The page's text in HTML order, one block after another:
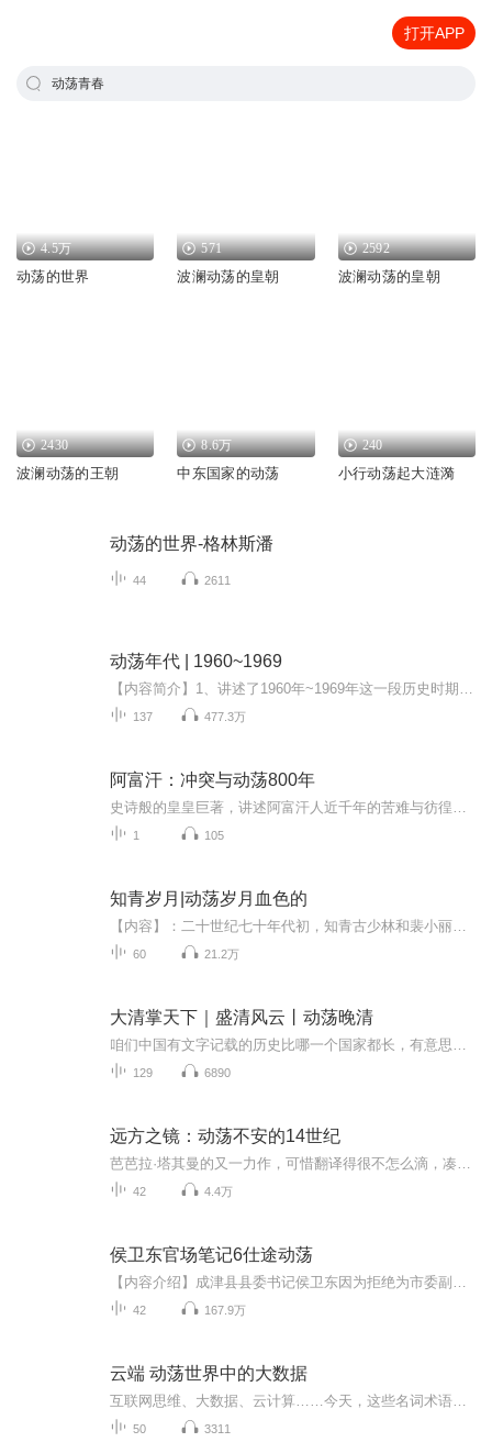
打开APP
动荡青春
4.5万
动荡的世界
571
波澜动荡的皇朝
2592
波澜动荡的皇朝
2430
波澜动荡的王朝
8.6万
中东国家的动荡
240
小行动荡起大涟漪
动荡的世界-格林斯潘
44 2611
动荡年代 | 1960~1969
137 477.3万
阿富汗：冲突与动荡800年
1 105
知青岁月|动荡岁月血色的
60 21.2万
大清掌天下｜盛清风云丨动荡晚清
129 6890
远方之镜：动荡不安的14世纪
42 4.4万
侯卫东官场笔记6仕途动荡
42 167.9万
云端 动荡世界中的大数据
50 3311